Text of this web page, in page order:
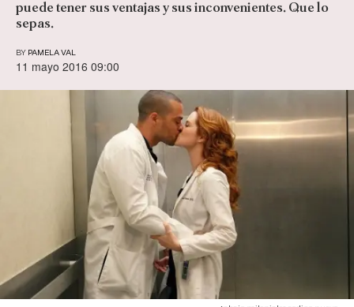
puede tener sus ventajas y sus inconvenientes. Que lo
sepas.
BY PAMELA VAL
11 mayo 2016 09:00